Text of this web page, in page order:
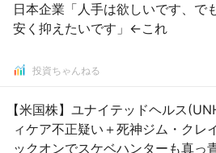
日本企業「人手は欲しいです、で
安く抑えたいです」←これ
投資ちゃんねる
【米国株】ユナイテッドヘルス
ィケア不正疑い＋死神ジム・クレ
ックオンでスケベハンターも真っ